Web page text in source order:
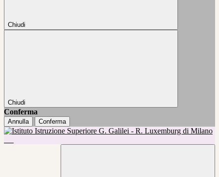
Chiudi
Chiudi
Conferma
Annulla Conferma